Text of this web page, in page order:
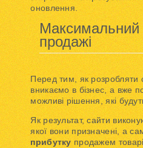
оновлення.
Максимальний
продажі
Перед тим, як розробляти
вникаємо в бізнес, а вже
можливі рішення, які
Як результат, сайти
якої вони призначені, а
прибуткупродажем